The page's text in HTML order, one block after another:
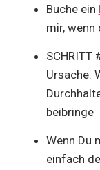
Buche ein
mir, wenn
SCHRITT
Ursache.
beibringe
Wenn Du
einfach